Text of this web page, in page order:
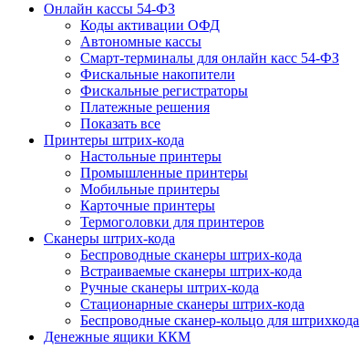
Онлайн кассы 54-ФЗ
Коды активации ОФД
Автономные кассы
Смарт-терминалы для онлайн касс 54-ФЗ
Фискальные накопители
Фискальные регистраторы
Платежные решения
Показать все
Принтеры штрих-кода
Настольные принтеры
Промышленные принтеры
Мобильные принтеры
Карточные принтеры
Термоголовки для принтеров
Сканеры штрих-кода
Беспроводные сканеры штрих-кода
Встраиваемые сканеры штрих-кода
Ручные сканеры штрих-кода
Стационарные сканеры штрих-кода
Беспроводные сканер-кольцо для штрихкода
Денежные ящики ККМ